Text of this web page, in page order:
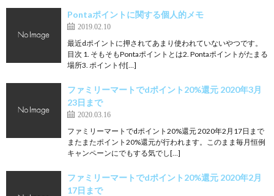
Pontaポイントに関する個人的メモ
2019.02.10
最近dポイントに押されてあまり使われていないやつです。
目次 1. そもそもPontaポイントとは2. Pontaポイントがたまる
場所3. ポイント付[…]
ファミリーマートでdポイント20%還元 2020年3月
23日まで
2020.03.16
ファミリーマートでdポイント20%還元 2020年2月17日まで
またまたポイント20%還元が行われます。このまま毎月恒例
キャンペーンにでもする気でし[…]
ファミリーマートでdポイント20%還元 2020年2月
17日まで